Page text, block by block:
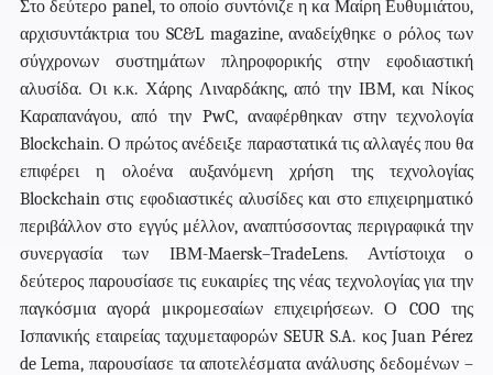
Στο δεύτερο panel, το οποίο συντόνιζε η κα Μαίρη Ευθυμιάτου,
αρχισυντάκτρια του SC&L magazine, αναδείχθηκε ο ρόλος των
σύγχρονων συστημάτων πληροφορικής στην εφοδιαστική
αλυσίδα. Οι κ.κ. Χάρης Λιναρδάκης, από την ΙΒΜ, και Νίκος
Καραπανάγου, από την PwC, αναφέρθηκαν στην τεχνολογία
Blockchain. Ο πρώτος ανέδειξε παραστατικά τις αλλαγές που θα
επιφέρει η ολοένα αυξανόμενη χρήση της τεχνολογίας
Blockchainστις εφοδιαστικές αλυσίδες και στο επιχειρηματικό
περιβάλλον στο εγγύς μέλλον, αναπτύσσοντας περιγραφικά την
συνεργασία των ΙΒΜ-Maersk–TradeLens. Αντίστοιχα ο
δεύτερος παρουσίασε τις ευκαιρίες της νέας τεχνολογίας για την
παγκόσμια αγορά μικρομεσαίων επιχειρήσεων. Ο COOτης
Ισπανικής εταιρείας ταχυμεταφορώνSEUR S.A. κοςJuan Pérez
de Lema, παρουσίασε τα αποτελέσματα ανάλυσης δεδομένων –